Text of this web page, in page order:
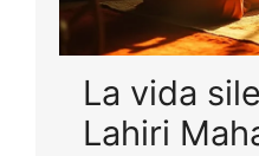
La vida
Lahiri